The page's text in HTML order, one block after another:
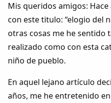
Mis queridos amigos:
con este titulo: “elogio del
otras cosas me he sentido
realizado como con esta
niño de pueblo.
En aquel lejano artículo
años, me he entretenido